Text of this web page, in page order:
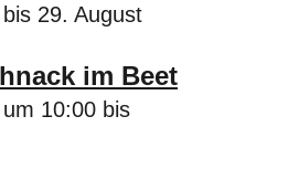
bis 29. August
im Beet
10:00 bis